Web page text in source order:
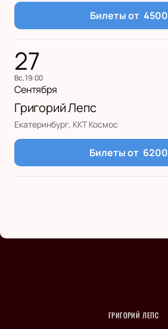
Билеты от 4500
27
вс, 19:00
Сентября
Григорий Лепс
Екатеринбург, ККТ Космос
Билеты от 6200
ГРИГОРИЙ ЛЕПС